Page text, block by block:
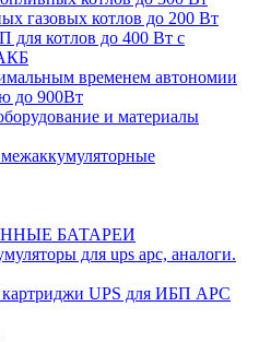
газовых котлов до 200 Вт
котлов до 400 Вт с
временем автономии
до 900Вт
и материалы
БАТАРЕИ
для ups apc, аналоги.
картриджи UPS для ИБП APC